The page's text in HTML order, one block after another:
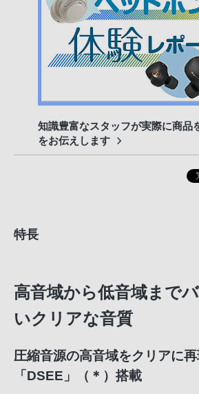
知識豊富なスタッフが実際に商品
をお伝えします
特長
高音域から低音域まで
いクリアな音質
圧縮音源の高音域をクリアに
「DSEE」（＊）搭載